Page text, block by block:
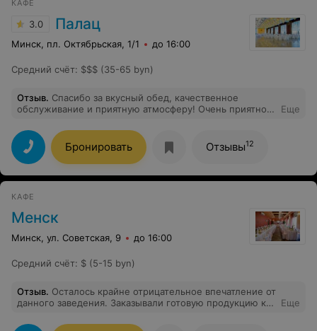
КАФЕ
3.0 Палац
Минск, пл. Октябрьская, 1/1 до 16:00
Средний счёт: $$$ (35-65 byn)
Отзыв. Спасибо за вкусный обед, качественное
обслуживание и приятную атмосферу! Очень приятно
после посещения вашего кафе!
Еще
Бронировать Отзывы12
КАФЕ
Менск
Минск, ул. Советская, 9 до 16:00
Средний счёт: $ (5-15 byn)
Отзыв. Осталось крайне отрицательное впечатление от
данного заведения. Заказывали готовую продукцию к
космические.(заказывали по предложенному прайсу в
Еще